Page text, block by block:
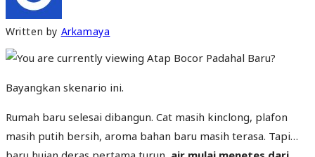
Written by Arkamaya
Bayangkan skenario ini.
Rumah baru selesai dibangun. Cat masih kinclong, plafon
masih putih bersih, aroma bahan baru masih terasa. Tapi…